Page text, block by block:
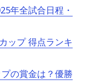
年全試合日程・
ップ 得点ランキ
の賞金は？優勝